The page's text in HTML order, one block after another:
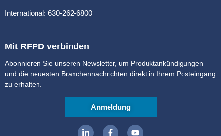
International: 630-262-6800
Mit RFPD verbinden
Abonnieren Sie unseren Newsletter, um Produktankündigungen
und die neuesten Branchennachrichten direkt in Ihrem Posteingang
zu erhalten.
Anmeldung